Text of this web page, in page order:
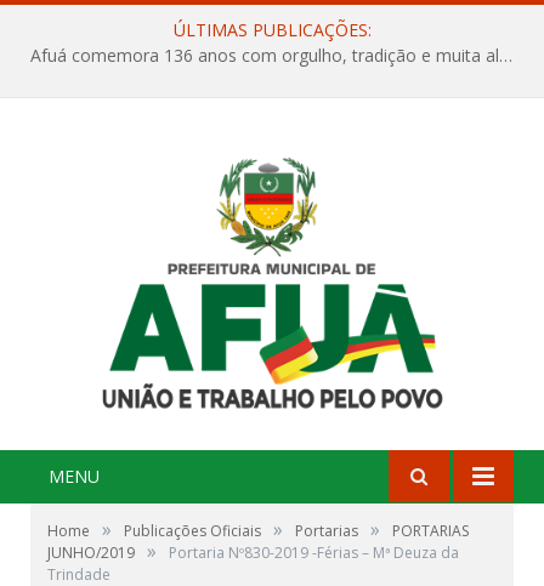
ÚLTIMAS PUBLICAÇÕES:
Afuá comemora 136 anos com orgulho, tradição e muita alegria na Quadra Dr. Nelson Salomão
MENU
Home » Publicações Oficiais » Portarias »
PORTARIAS
JUNHO/2019 »
Portaria Nº830-2019 -Férias – Mª Deuza da
Trindade